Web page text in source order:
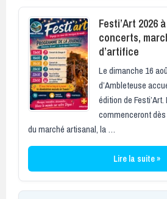
Festi’Art 2026
concerts,
d’artifice
Le dimanche 16
d’Ambleteuse
édition de
commenceront dès
du marché artisanal, la …
Lire la suite »